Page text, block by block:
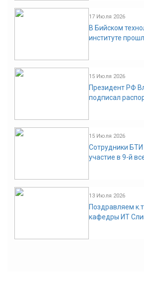
17 Июля 2026
В Бийском
институте
15 Июля 2026
Президент РФ
подписал
поощрении
15 Июля 2026
Сотрудники
участие в 9-й
конференции
13 Июля 2026
Поздравляем
кафедры ИТ
Николаевича с